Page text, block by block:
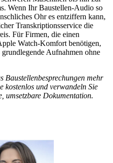
Wenn Ihr Baustellen-Audio so
Ohr es entziffern kann,
Transkriptionsservice die
Für Firmen, die einen
Watch-Komfort benötigen,
Aufnahmen ohne
Baustellenbesprechungen mehr
kostenlos und verwandeln Sie
umsetzbare Dokumentation.